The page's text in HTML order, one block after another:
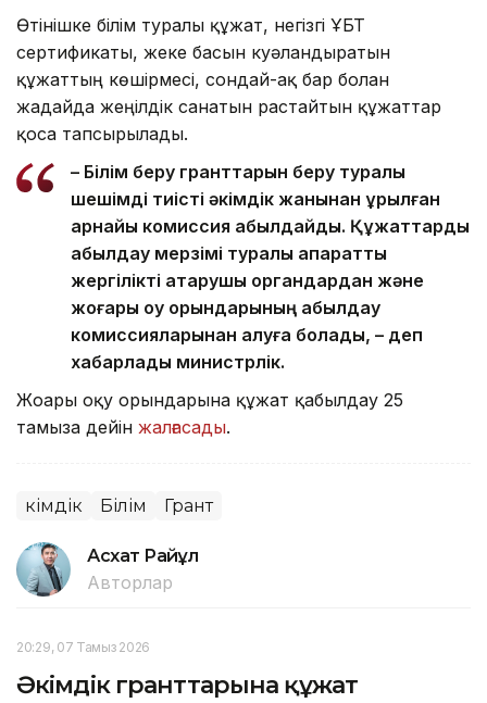
Өтінішке білім туралы құжат, негізгі ҰБТ
сертификаты, жеке басын куәландыратын
құжаттың көшірмесі, сондай-ақ бар болған
жағдайда жеңілдік санатын растайтын құжаттар
қоса тапсырылады.
– Білім беру гранттарын беру туралы
шешімді тиісті әкімдік жанынан құрылған
арнайы комиссия қабылдайды. Құжаттарды
қабылдау мерзімі туралы ақпаратты
жергілікті атқарушы органдардан және
жоғары оқу орындарының қабылдау
комиссияларынан алуға болады, – деп
хабарлады министрлік.
Жоғары оқу орындарына құжат қабылдау 25
тамызға дейін жалғасады.
Әкімдік Білім Грант
Асхат Райқұл
Авторлар
20:29, 07 Тамыз 2026
Әкімдік гранттарына құжат